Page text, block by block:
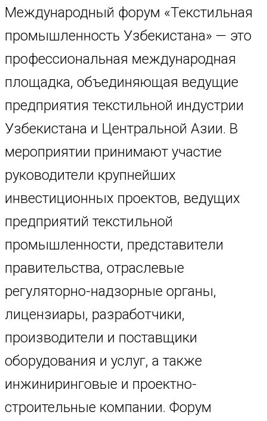
Международный форум «Текстильная
промышленность Узбекистана» — это
профессиональная международная
площадка, объединяющая ведущие
предприятия текстильной индустрии
Узбекистана и Центральной Азии. В
мероприятии принимают участие
руководители крупнейших
инвестиционных проектов, ведущих
предприятий текстильной
промышленности, представители
правительства, отраслевые
регуляторно-надзорные органы,
лицензиары, разработчики,
производители и поставщики
оборудования и услуг, а также
инжиниринговые и проектно-
строительные компании. Форум